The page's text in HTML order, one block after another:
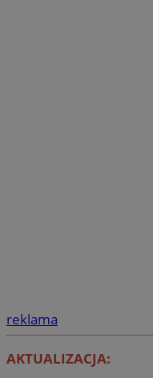
reklama
AKTUALIZACJA: